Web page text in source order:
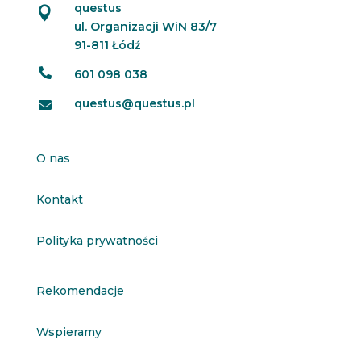

questus
ul. Organizacji WiN 83/7
91-811 Łódź
 601 098 038
 questus@questus.pl
O nas
Kontakt
Polityka prywatności
Rekomendacje
Wspieramy